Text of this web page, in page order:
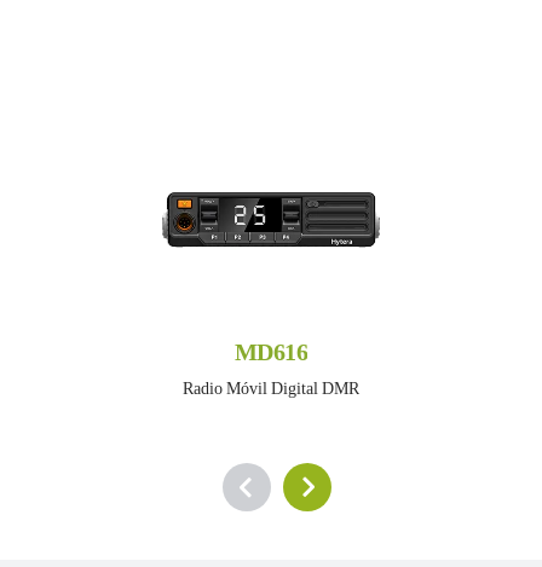
MD616
Radio Móvil Digital DMR